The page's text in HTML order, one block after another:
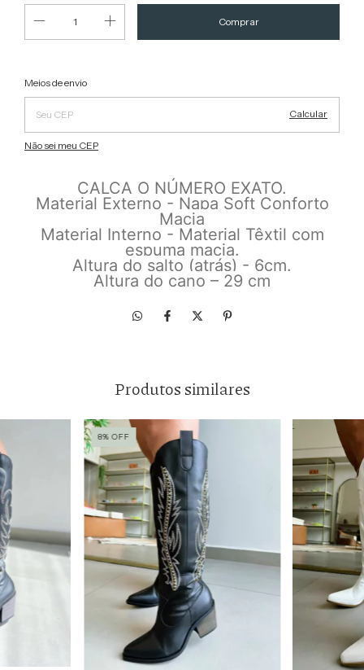
Entregas para o CEP:
Meios de envio
Calcular
Não sei meu CEP
CALÇA O NÚMERO EXATO.
Material Externo - Napa Soft Conforto
Macia
Material Interno - Material Têxtil com
espuma macia.
Altura do salto (atrás) - 6cm.
Altura do cano – 29 cm
Produtos similares
8%OFF